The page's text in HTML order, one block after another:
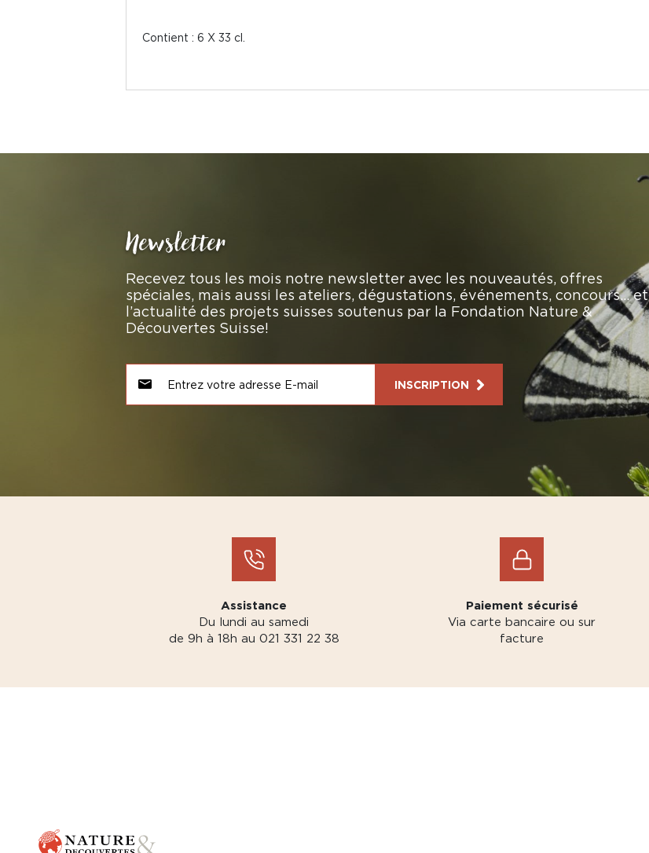
Contient : 6 X 33 cl.
Newsletter
Recevez tous les mois notre newsletter avec les nouveautés, offres
spéciales, mais aussi les ateliers, dégustations, événements, concours… et
l’actualité des projets suisses soutenus par la Fondation Nature &
Découvertes Suisse!
INSCRIPTION
Assistance
Du lundi au samedi
de 9h à 18h au 021 331 22 38
Paiement sécurisé
Via carte bancaire ou sur
facture